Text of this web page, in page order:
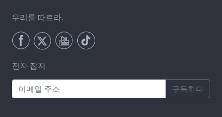
우리를 따르라.
전자 잡지
구독하다